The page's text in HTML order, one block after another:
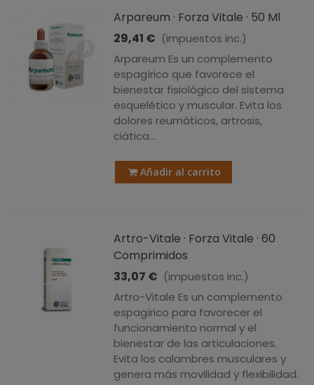
Arpareum · Forza Vitale · 50 Ml
29,41 € (impuestos inc.)
Arpareum Es un complemento
espagírico que favorece el
bienestar fisiológico del sistema
esquelético y muscular. Evita los
dolores reumáticos, artrosis,
ciática…
Añadir al carrito
Artro-Vitale · Forza Vitale · 60
Comprimidos
33,07 € (impuestos inc.)
Artro-Vitale Es un complemento
espagírico para favorecer el
funcionamiento normal y el
bienestar de las articulaciones.
Evita los calambres musculares y
genera más movilidad y flexibilidad.